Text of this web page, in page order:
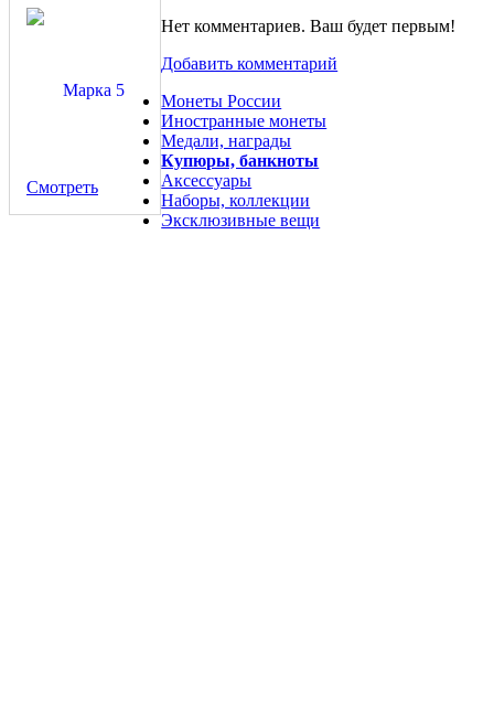
Смотреть
Нет комментариев. Ваш будет первым!
Добавить комментарий
Монеты России
Иностранные монеты
Медали, награды
Купюры, банкноты
Аксессуары
Наборы, коллекции
Эксклюзивные вещи